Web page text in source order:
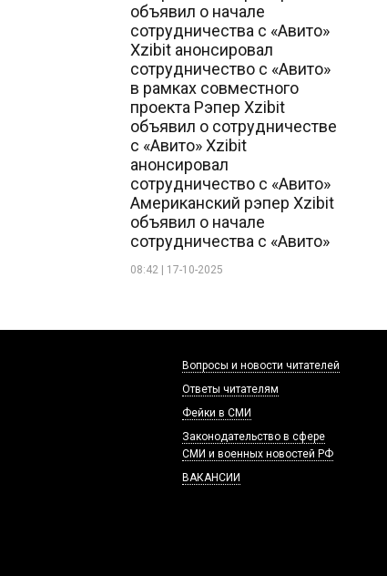
объявил о начале
сотрудничества с «Авито»
Xzibit анонсировал
сотрудничество с «Авито»
в рамках совместного
проекта Рэпер Xzibit
объявил о сотрудничестве
с «Авито» Xzibit
анонсировал
сотрудничество с «Авито»
Американский рэпер Xzibit
объявил о начале
сотрудничества с «Авито»
08:42 | 17-10-2025
Вопросы и новости читателей
Ответы читателям
Фейки в СМИ
Законодательство в сфере
СМИ и военных новостей РФ
ВАКАНСИИ